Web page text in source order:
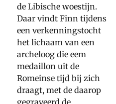
de Libische woestijn.
Daar vindt Finn tijdens
een verkenningstocht
het lichaam van een
archeloog die eem
medaillon uit de
Romeinse tijd bij zich
draagt, met de daarop
gegraveerd de